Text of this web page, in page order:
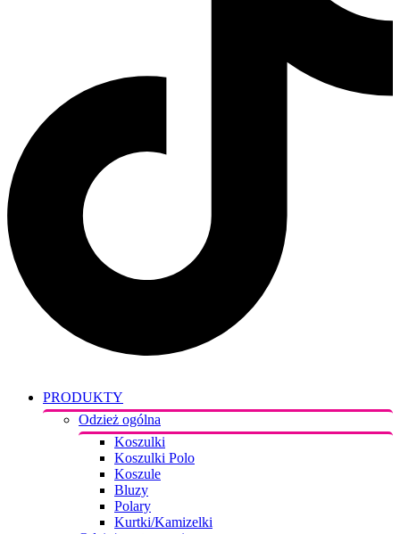
PRODUKTY
Odzież ogólna
Koszulki
Koszulki Polo
Koszule
Bluzy
Polary
Kurtki/Kamizelki